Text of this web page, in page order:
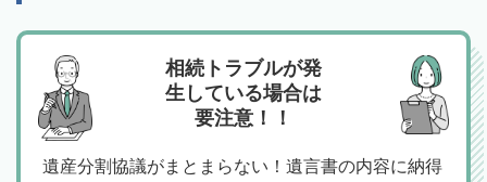
相続トラブルが発
生している場合は
要注意！！
遺産分割協議がまとまらない！遺言書の内容に納得